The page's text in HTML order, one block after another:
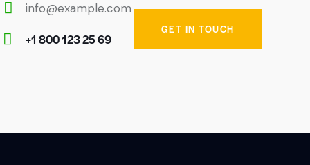
m
info@example.com
+1 800 123 25 69